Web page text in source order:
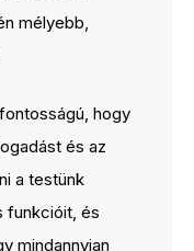
mélyebb,
hogy
és az
a testünk
funkcióit, és
mindannyian